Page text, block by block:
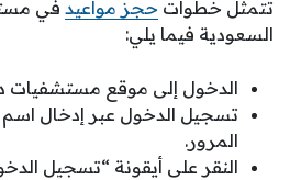
تتمثل خطوات حجز مواعيد في
السعودية فيما يلي:
الدخول إلى موقع مستشفيات
تسجيل الدخول عبر إدخال
المرور.
النقر على أيقونة “تسجيل